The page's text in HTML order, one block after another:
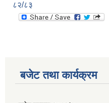
८२/८३
बजेट तथा कार्यक्रम